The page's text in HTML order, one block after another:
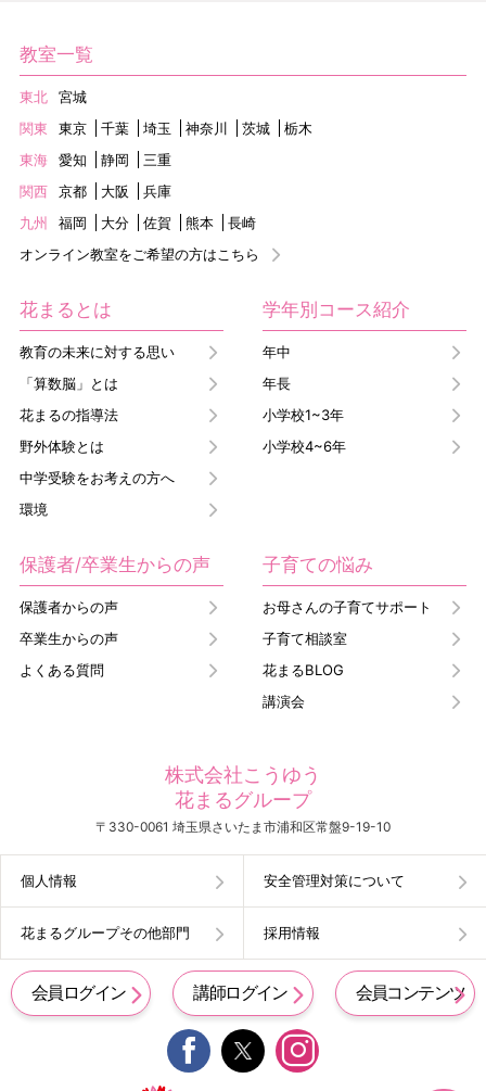
教室一覧
東北
宮城
関東
東京 千葉 埼玉 神奈川 茨城
栃木
東海
愛知 静岡
三重
関西
京都 大阪
兵庫
九州
福岡 大分 佐賀 熊本
長崎
オンライン教室をご希望の方はこちら
花まるとは
教育の未来に対する思い
「算数脳」とは
花まるの指導法
野外体験とは
中学受験をお考えの方へ
環境
学年別コース紹介
年中
年長
小学校1~3年
小学校4~6年
保護者/卒業生からの声
保護者からの声
卒業生からの声
よくある質問
子育ての悩み
お母さんの子育てサポート
子育て相談室
花まるBLOG
講演会
株式会社こうゆう
花まるグループ
〒330-0061 埼玉県さいたま市浦和区常盤9-19-10
個人情報 安全管理対策について
花まるグループその他部門 採用情報
会員ログイン 講師ログイン 会員コンテンツ
 